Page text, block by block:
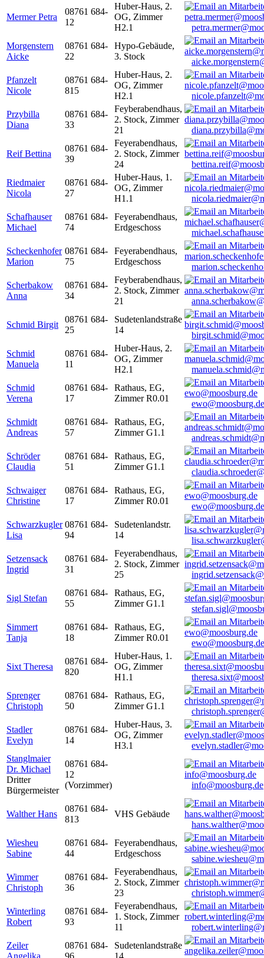
Mermer Petra
08761 684-
12
Huber-Haus, 2.
OG, Zimmer
H2.1
Morgenstern
Aicke
08761 684-
22
Hypo-Gebäude,
3. Stock
Pfanzelt
Nicole
08761 684-
815
Huber-Haus, 2.
OG, Zimmer
H2.1
Przybilla
Diana
08761 684-
33
Feyberabendhaus,
2. Stock, Zimmer
21
Reif Bettina
08761 684-
39
Feyerabendhaus,
2. Stock, Zimmer
24
Riedmaier
Nicola
08761 684-
27
Huber-Haus, 1.
OG, Zimmer
H1.1
Schafhauser
Michael
08761 684-
74
Feyerabendhaus,
Erdgeschoss
Scheckenhofer
Marion
08761 684-
75
Feyerabendhaus,
Erdgeschoss
Scherbakow
Anna
08761 684-
34
Feyberabendhaus,
2. Stock, Zimmer
21
Schmid Birgit
08761 684-
25
Sudetenlandstraße
14
Schmid
Manuela
08761 684-
11
Huber-Haus, 2.
OG, Zimmer
H2.1
Schmid
Verena
08761 684-
17
Rathaus, EG,
Zimmer R0.01
ewo@moosburg.de
Schmidt
Andreas
08761 684-
57
Rathaus, EG,
Zimmer G1.1
Schröder
Claudia
08761 684-
51
Rathaus, EG,
Zimmer G1.1
Schwaiger
Christine
08761 684-
17
Rathaus, EG,
Zimmer R0.01
ewo@moosburg.de
Schwarzkugler
Lisa
08761 684-
94
Sudetenlandstr.
14
Setzensack
Ingrid
08761 684-
31
Feyerabendhaus,
2. Stock, Zimmer
25
Sigl Stefan
08761 684-
55
Rathaus, EG,
Zimmer G1.1
Simmert
Tanja
08761 684-
18
Rathaus, EG,
Zimmer R0.01
ewo@moosburg.de
Sixt Theresa
08761 684-
820
Huber-Haus, 1.
OG, Zimmer
H1.1
Sprenger
Christoph
08761 684-
50
Rathaus, EG,
Zimmer G1.1
Stadler
Evelyn
08761 684-
14
Huber-Haus, 3.
OG, Zimmer
H3.1
Stanglmaier
Dr. Michael
Dritter
Bürgermeister
08761 684-
12
(Vorzimmer)
info@moosburg.de
Walther Hans
08761 684-
813
VHS Gebäude
Wiesheu
Sabine
08761 684-
44
Feyerabendhaus,
Erdgeschoss
Wimmer
Christoph
08761 684-
36
Feyerabendhaus,
2. Stock, Zimmer
23
Winterling
Robert
08761 684-
93
Feyerabendhaus,
1. Stock, Zimmer
11
Zeiler
Angelika
08761 684-
96
Sudetenlandstraße
14